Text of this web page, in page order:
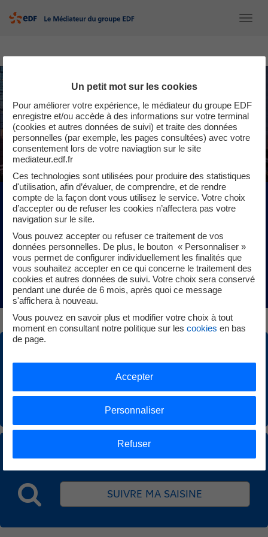
au
Le médiateur du groupe EDF à
votre écoute pour vous aider à
résoudre votre litige
Qui est-il ? Quel est son rôle ? Comment travaille-t-il ?
DÉCOUVREZ QUI EST LE MÉDIATEUR >
VOUS VOULEZ SAISIR LE MÉDIATEUR
SAISIR LE MÉDIATEUR
VOUS AVEZ DÉJÀ SAISI LE MÉDIATEUR, SUIVEZ VOTRE
SAISINE
SUIVRE MA SAISINE
Un petit mot sur les cookies
Pour améliorer votre expérience, le médiateur du groupe EDF
enregistre et/ou accède à des informations sur votre terminal
(cookies et autres données de suivi) et traite des données
personnelles (par exemple, les pages consultées) avec votre
consentement lors de votre naviagtion sur le site
mediateur.edf.fr
Ces technologies sont utilisées pour produire des statistiques
d'utilisation, afin d’évaluer, de comprendre, et de rendre
compte de la façon dont vous utilisez le service. Votre choix
d’accepter ou de refuser les cookies n’affectera pas votre
navigation sur le site.
Vous pouvez accepter ou refuser ce traitement de vos
données personnelles. De plus, le bouton « Personnaliser »
vous permet de configurer individuellement les finalités que
vous souhaitez accepter en ce qui concerne le traitement des
cookies et autres données de suivi. Votre choix sera conservé
pendant une durée de 6 mois, après quoi ce message
s'affichera à nouveau.
Vous pouvez en savoir plus et modifier votre choix à tout
moment en consultant notre politique sur les cookies en bas
de page.
Refuser
Personnaliser
Accepter